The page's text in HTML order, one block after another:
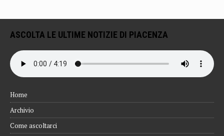
ASCOLTA LE ULTIME NOTIZIE DI PIACENZA
Home
Archivio
Come ascoltarci